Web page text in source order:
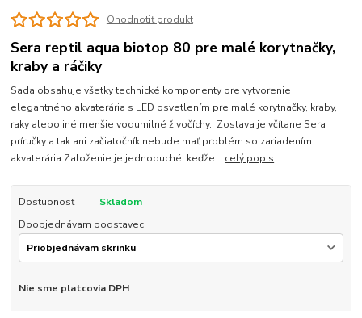
Ohodnotiť produkt
Sera reptil aqua biotop 80 pre malé korytnačky,
kraby a ráčiky
Sada obsahuje všetky technické komponenty pre vytvorenie
elegantného akvaterária s LED osvetlením pre malé korytnačky, kraby,
raky alebo iné menšie vodumilné živočíchy. Zostava je včítane Sera
príručky a tak ani začiatočník nebude mať problém so zariadením
akvaterária.Založenie je jednoduché, keďže... celý popis
Dostupnosť
Skladom
Doobjednávam podstavec
Nie sme platcovia DPH